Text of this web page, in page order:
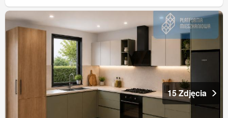
15 Zdjęcia